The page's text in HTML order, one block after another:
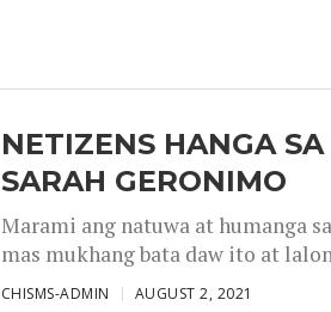
NETIZENS HANGA
SARAH GERONIMO
Marami ang natuwa at humanga
mas mukhang bata daw ito at
CHISMS-ADMIN AUGUST 2, 2021